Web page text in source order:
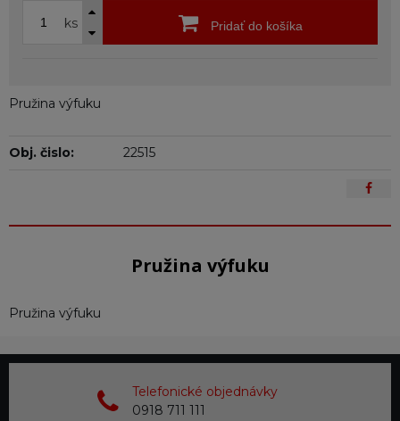
ks Pridať do košíka
Pružina výfuku
Obj. čislo: 22515
Pružina výfuku
Pružina výfuku
Telefonické objednávky
0918 711 111